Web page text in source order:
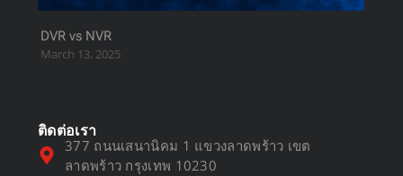
DVR vs NVR
March 13, 2025
ติดต่อเรา
377 ถนนเสนานิคม 1 แขวงลาดพร้าว เขต
ลาดพร้าว กรุงเทพ 10230